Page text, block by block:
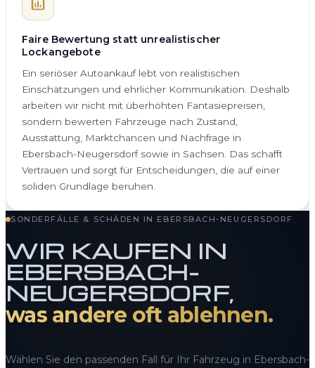
Faire Bewertung statt unrealistischer
Lockangebote
Ein seriöser Autoankauf lebt von realistischen
Einschätzungen und ehrlicher Kommunikation. Deshalb
arbeiten wir nicht mit überhöhten Fantasiepreisen,
sondern bewerten Fahrzeuge nach Zustand,
Ausstattung, Marktchancen und Nachfrage in
Ebersbach-Neugersdorf sowie in Sachsen. Das schafft
Vertrauen und sorgt für Entscheidungen, die auf einer
soliden Grundlage beruhen.
SONDERFÄLLE & SCHÄDEN IN EBERSBACH-NEUGERSDORF
WIR KAUFEN IN
EBERSBACH-
NEUGERSDORF,
was andere oft ablehnen.
Wählen Sie den passenden Fall für Ihr Fahrzeug in Ebersbach-